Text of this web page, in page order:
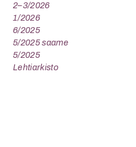
2–3/2026
1/2026
6/2025
5/2025 saame
5/2025
Lehtiarkisto